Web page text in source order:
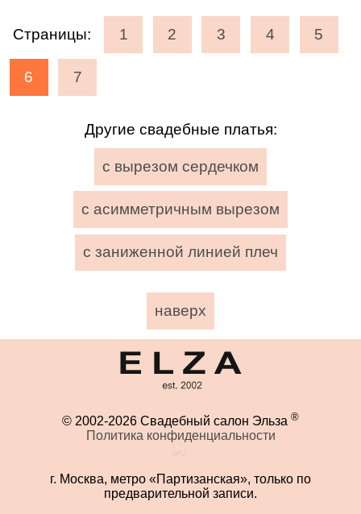
Страницы: 1 2 3 4 5
6 7
Другие свадебные платья:
с вырезом сердечком
с асимметричным вырезом
с заниженной линией плеч
наверх
© 2002-2026 Свадебный салон Эльза ®
Политика конфиденциальности
г. Москва, метро «Партизанская», только по
предварительной записи.